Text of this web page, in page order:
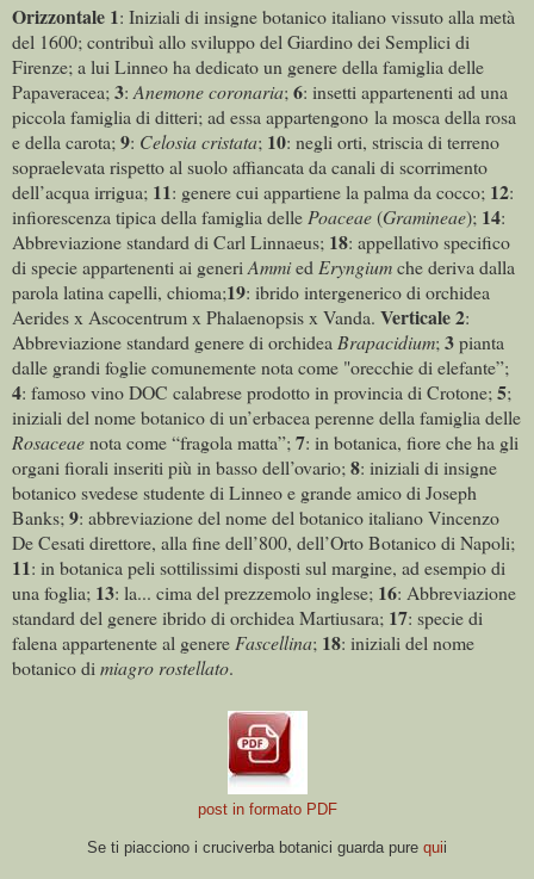
Orizzontale 1: Iniziali di insigne botanico italiano vissuto alla metà
del 1600; contribuì allo sviluppo del Giardino dei Semplici di
Firenze; a lui Linneo ha dedicato un genere della famiglia delle
Papaveracea; 3: Anemone coronaria; 6: insetti appartenenti ad una
piccola famiglia di ditteri; ad essa appartengono la mosca della rosa
e della carota; 9: Celosiacristata; 10: negli orti, striscia di terreno
sopraelevata rispetto al suolo affiancata da canali di scorrimento
dell’acqua irrigua; 11: genere cui appartiene la palma da cocco; 12:
infiorescenza tipica della famiglia delle Poaceae(Gramineae); 14:
Abbreviazione standard di Carl Linnaeus; 18: appellativo specifico
di specie appartenenti ai generi Ammied Eryngiumche deriva dalla
parola latina capelli, chioma;19: ibrido intergenerico di orchidea
Aerides x Ascocentrum x Phalaenopsis x Vanda. Verticale2:
Abbreviazione standard genere di orchidea Brapacidium; 3pianta
dalle grandi foglie comunemente nota come "orecchie di elefante”;
4: famoso vino DOC calabrese prodotto in provincia di Crotone; 5;
iniziali del nome botanico di un’erbacea perenne della famiglia delle
Rosaceaenota come “fragola matta”; 7: in botanica, fiore che ha gli
organi fiorali inseriti più in basso dell’ovario; 8: iniziali di insigne
botanico svedese studente di Linneo e grande amico di Joseph
Banks; 9: abbreviazione del nome del botanico italiano Vincenzo
De Cesati direttore, alla fine dell’800, dell’Orto Botanico di Napoli;
11: in botanica peli sottilissimi disposti sul margine, ad esempio di
una foglia; 13: la... cima del prezzemolo inglese; 16: Abbreviazione
standard del genere ibrido di orchidea Martiusara; 17: specie di
falena appartenente al genere Fascellina; 18: iniziali del nome
botanico di miagro rostellato.
post in formato PDF
Se ti piacciono i cruciverba botanici guarda pure quii